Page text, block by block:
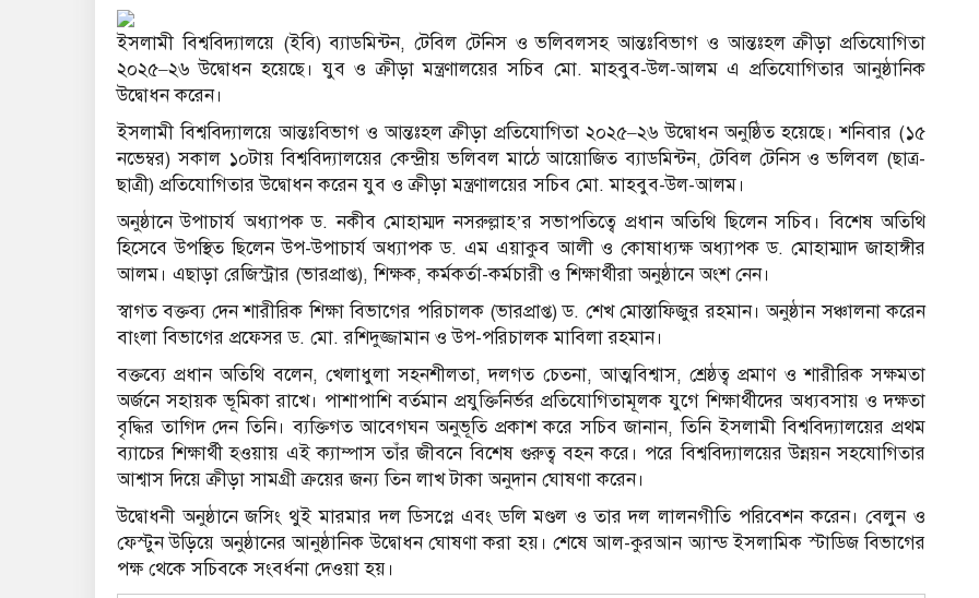
ইসলামী বিশ্ববিদ্যালয়ে (ইবি) ব্যাডমিন্টন, টেবিল টেনিস ও ভলিবলসহ আন্তঃবিভাগ ও আন্তঃহল ক্রীড়া প্রতিযোগিতা
২০২৫–২৬ উদ্বোধন হয়েছে। যুব ও ক্রীড়া মন্ত্রণালয়ের সচিব মো. মাহবুব-উল-আলম এ প্রতিযোগিতার আনুষ্ঠানিক
উদ্বোধন করেন।
ইসলামী বিশ্ববিদ্যালয়ে আন্তঃবিভাগ ও আন্তঃহল ক্রীড়া প্রতিযোগিতা ২০২৫–২৬ উদ্বোধন অনুষ্ঠিত হয়েছে। শনিবার (১৫
নভেম্বর) সকাল ১০টায় বিশ্ববিদ্যালয়ের কেন্দ্রীয় ভলিবল মাঠে আয়োজিত ব্যাডমিন্টন, টেবিল টেনিস ও ভলিবল (ছাত্র-
ছাত্রী) প্রতিযোগিতার উদ্বোধন করেন যুব ও ক্রীড়া মন্ত্রণালয়ের সচিব মো. মাহবুব-উল-আলম।
অনুষ্ঠানে উপাচার্য অধ্যাপক ড. নকীব মোহাম্মদ নসরুল্লাহ’র সভাপতিত্বে প্রধান অতিথি ছিলেন সচিব। বিশেষ অতিথি
হিসেবে উপস্থিত ছিলেন উপ-উপাচার্য অধ্যাপক ড. এম এয়াকুব আলী ও কোষাধ্যক্ষ অধ্যাপক ড. মোহাম্মাদ জাহাঙ্গীর
আলম। এছাড়া রেজিস্ট্রার (ভারপ্রাপ্ত), শিক্ষক, কর্মকর্তা-কর্মচারী ও শিক্ষার্থীরা অনুষ্ঠানে অংশ নেন।
স্বাগত বক্তব্য দেন শারীরিক শিক্ষা বিভাগের পরিচালক (ভারপ্রাপ্ত) ড. শেখ মোস্তাফিজুর রহমান। অনুষ্ঠান সঞ্চালনা করেন
বাংলা বিভাগের প্রফেসর ড. মো. রশিদুজ্জামান ও উপ-পরিচালক মাবিলা রহমান।
বক্তব্যে প্রধান অতিথি বলেন, খেলাধুলা সহনশীলতা, দলগত চেতনা, আত্মবিশ্বাস, শ্রেষ্ঠত্ব প্রমাণ ও শারীরিক সক্ষমতা
অর্জনে সহায়ক ভূমিকা রাখে। পাশাপাশি বর্তমান প্রযুক্তিনির্ভর প্রতিযোগিতামূলক যুগে শিক্ষার্থীদের অধ্যবসায় ও দক্ষতা
বৃদ্ধির তাগিদ দেন তিনি। ব্যক্তিগত আবেগঘন অনুভূতি প্রকাশ করে সচিব জানান, তিনি ইসলামী বিশ্ববিদ্যালয়ের প্রথম
ব্যাচের শিক্ষার্থী হওয়ায় এই ক্যাম্পাস তাঁর জীবনে বিশেষ গুরুত্ব বহন করে। পরে বিশ্ববিদ্যালয়ের উন্নয়ন সহযোগিতার
আশ্বাস দিয়ে ক্রীড়া সামগ্রী ক্রয়ের জন্য তিন লাখ টাকা অনুদান ঘোষণা করেন।
উদ্বোধনী অনুষ্ঠানে জসিং থুই মারমার দল ডিসপ্লে এবং ডলি মণ্ডল ও তার দল লালনগীতি পরিবেশন করেন। বেলুন ও
ফেস্টুন উড়িয়ে অনুষ্ঠানের আনুষ্ঠানিক উদ্বোধন ঘোষণা করা হয়। শেষে আল-কুরআন অ্যান্ড ইসলামিক স্টাডিজ বিভাগের
পক্ষ থেকে সচিবকে সংবর্ধনা দেওয়া হয়।